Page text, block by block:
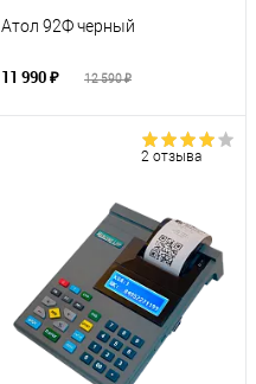
Атол 92Ф черный
11 990 ₽ 12 590 ₽
2 отзыва